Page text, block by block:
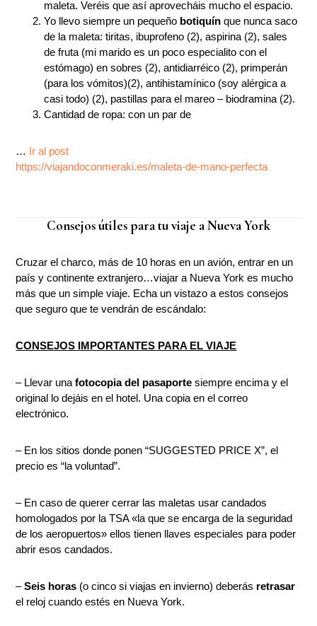
maleta. Veréis que así aprovecháis mucho el espacio.
Yo llevo siempre un pequeño botiquín que nunca saco
de la maleta: tiritas, ibuprofeno (2), aspirina (2), sales
de fruta (mi marido es un poco especialito con el
estómago) en sobres (2), antidiarréico (2), primperán
(para los vómitos)(2), antihistamínico (soy alérgica a
casi todo) (2), pastillas para el mareo – biodramina (2).
Cantidad de ropa: con un par de
… Ir al post
https://viajandoconmeraki.es/maleta-de-mano-perfecta
Consejos útiles para tu viaje a Nueva York
Cruzar el charco, más de 10 horas en un avión, entrar en un
país y continente extranjero…viajar a Nueva York es mucho
más que un simple viaje. Echa un vistazo a estos consejos
que seguro que te vendrán de escándalo:
CONSEJOS IMPORTANTES PARA EL VIAJE
– Llevar unafotocopia del pasaporte siempre encima y el
original lo dejáis en el hotel. Una copia en el correo
electrónico.
– En los sitios donde ponen “SUGGESTED PRICE X”, el
precio es “la voluntad”.
– En caso de querer cerrar las maletas usar candados
homologados por la TSA «la que se encarga de la seguridad
de los aeropuertos» ellos tienen llaves especiales para poder
abrir esos candados.
–Seis horas (o cinco si viajas en invierno) deberás retrasar
el reloj cuando estés en Nueva York.